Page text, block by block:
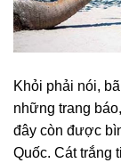
Khỏi phải nói,
những trang
đây còn được
Quốc. Cát trắng